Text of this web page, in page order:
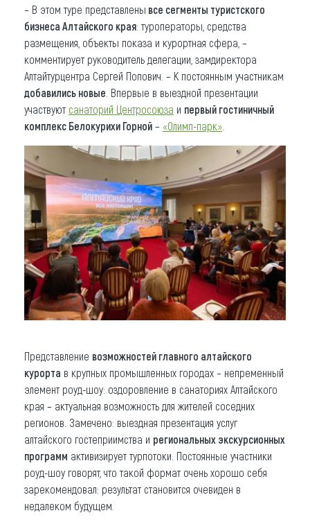
– В этом туре представлены все сегменты туристского
бизнеса Алтайского края: туроператоры, средства
размещения, объекты показа и курортная сфера, –
комментирует руководитель делегации, замдиректора
Алтайтурцентра Сергей Попович. – К постоянным участникам
добавились новые . Впервые в выездной презентации
участвуют санаторий Центросоюза и первый гостиничный
комплекс Белокурихи Горной – «Олимп-парк»
Представление возможностей главного алтайского
курорта в крупных промышленных городах – непременный
элемент роуд-шоу: оздоровление в санаториях Алтайского
края – актуальная возможность для жителей соседних
регионов. Замечено: выездная презентация услуг
алтайского гостеприимства и региональных экскурсионных
программ активизирует турпотоки. Постоянные участники
роуд-шоу говорят, что такой формат очень хорошо себя
зарекомендовал: результат становится очевиден в
недалеком будущем.